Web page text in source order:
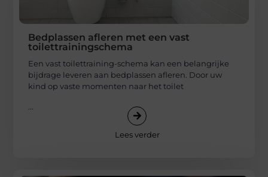
Bedplassen afleren met een vast
toilettrainingschema
Een vast toilettraining-schema kan een belangrijke
bijdrage leveren aan bedplassen afleren. Door uw
kind op vaste momenten naar het toilet
Lees verder